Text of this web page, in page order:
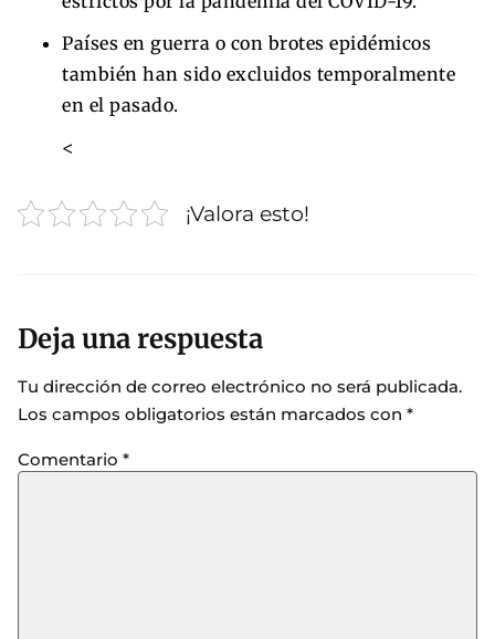
Países en guerra o con brotes epidémicos
también han sido excluidos temporalmente
en el pasado.
<
¡Valora esto!
Deja una respuesta
Tu dirección de correo electrónico no será publicada.
Los campos obligatorios están marcados con *
Comentario *